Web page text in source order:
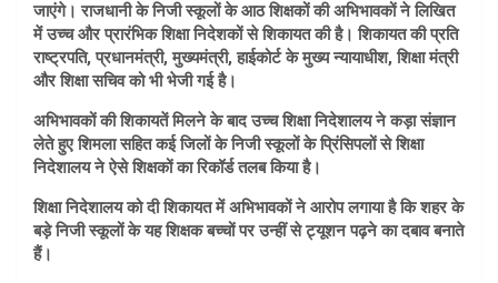
जाएंगे। राजधानी के निजी स्कूलों के आठ शिक्षकों की अभिभावकों ने लिखित
में उच्च और प्रारंभिक शिक्षा निदेशकों से शिकायत की है। शिकायत की प्रति
राष्ट्रपति, प्रधानमंत्री, मुख्यमंत्री, हाईकोर्ट के मुख्य न्यायाधीश, शिक्षा मंत्री
और शिक्षा सचिव को भी भेजी गई है।
अभिभावकों की शिकायतें मिलने के बाद उच्च शिक्षा निदेशालय ने कड़ा संज्ञान
लेते हुए शिमला सहित कई जिलों के निजी स्कूलों के प्रिंसिपलों से शिक्षा
निदेशालय ने ऐसे शिक्षकों का रिकॉर्ड तलब किया है।
शिक्षा निदेशालय को दी शिकायत में अभिभावकों ने आरोप लगाया है कि शहर के
बड़े निजी स्कूलों के यह शिक्षक बच्चों पर उन्हीं से ट्यूशन पढ़ने का दबाव बनाते
हैं।